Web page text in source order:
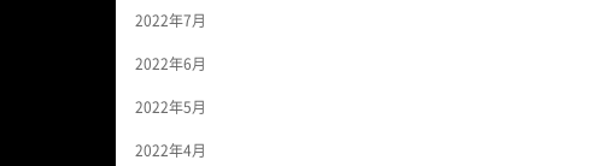
2022年7月
2022年6月
2022年5月
2022年4月